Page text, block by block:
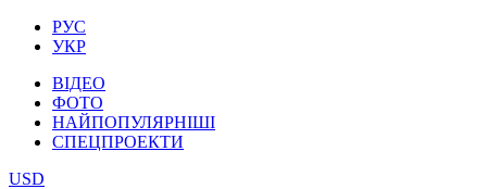
РУС
УКР
ВІДЕО
ФОТО
НАЙПОПУЛЯРНІШІ
СПЕЦПРОЕКТИ
USD